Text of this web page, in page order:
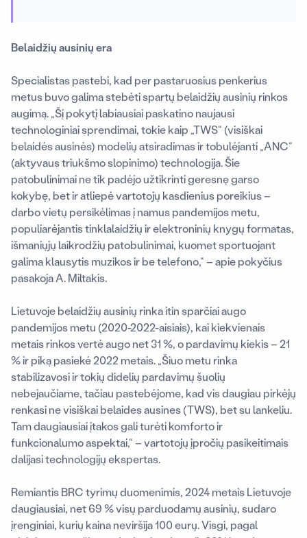
Belaidžių ausinių era
Specialistas pastebi, kad per pastaruosius penkerius
metus buvo galima stebėti spartų belaidžių ausinių rinkos
augimą. „Šį pokytį labiausiai paskatino naujausi
technologiniai sprendimai, tokie kaip „TWS“ (visiškai
belaidės ausinės) modelių atsiradimas ir tobulėjanti „ANC“
(aktyvaus triukšmo slopinimo) technologija. Šie
patobulinimai ne tik padėjo užtikrinti geresnę garso
kokybę, bet ir atliepė vartotojų kasdienius poreikius–
darbo vietų persikėlimas į namus pandemijos metu,
populiarėjantis tinklalaidžių ir elektroninių knygų formatas,
išmaniųjų laikrodžių patobulinimai, kuomet sportuojant
galima klausytis muzikos ir be telefono,“ – apie pokyčius
pasakoja A. Miltakis.
Lietuvoje belaidžių ausinių rinka itin sparčiai augo
pandemijos metu (2020-2022-aisiais), kai kiekvienais
metais rinkos vertė augo net 31 %, o pardavimų kiekis – 21
% ir piką pasiekė 2022 metais. „Šiuo metu rinka
stabilizavosi ir tokių didelių pardavimų šuolių
nebejaučiame, tačiau pastebėjome, kad vis daugiau pirkėjų
renkasi ne visiškai belaides ausines (TWS), bet su lankeliu.
Tam daugiausiai įtakos gali turėti komforto ir
funkcionalumo aspektai,“ – vartotojų įpročių pasikeitimais
dalijasi technologijų ekspertas.
Remiantis BRC tyrimų duomenimis, 2024 metais Lietuvoje
daugiausiai, net 69 % visų parduodamų ausinių, sudaro
įrenginiai, kurių kaina neviršija 100 eurų. Visgi, pagal